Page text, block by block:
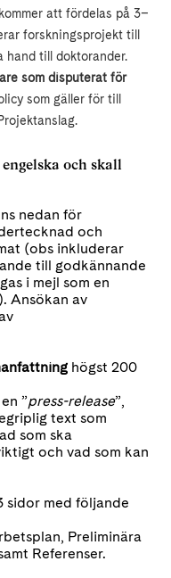
att fördelas på 3–
forskningsprojekt till
hand till doktorander.
som disputerat för
som gäller för till
och skall
nedan för
och
(obs inkluderar
till godkännande
i mejl som en
Ansökan av
högst 200
”press-release”,
text som
som ska
och vad som kan
sidor med följande
Preliminära
Referenser.